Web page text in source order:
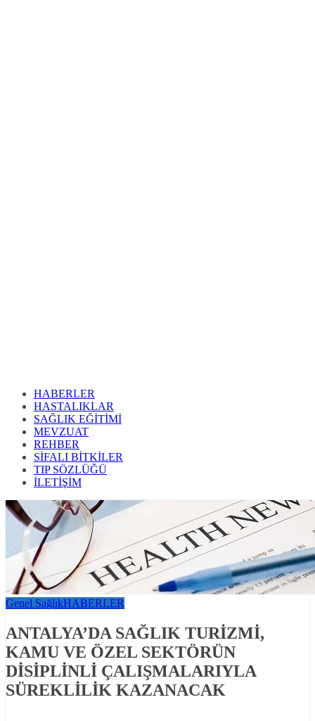
HABERLER
HASTALIKLAR
SAĞLIK EĞİTİMİ
MEVZUAT
REHBER
SİFALI BİTKİLER
TIP SÖZLÜĞÜ
İLETİŞİM
Genel SağlıkHABERLER
ANTALYA’DA SAĞLIK TURİZMİ,
KAMU VE ÖZEL SEKTÖRÜN
DİSİPLİNLİ ÇALIŞMALARIYLA
SÜREKLİLİK KAZANACAK